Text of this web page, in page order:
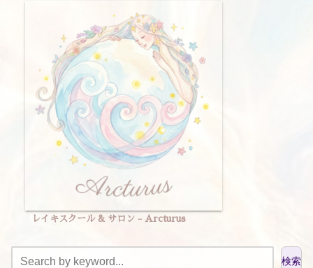
レイキスクール & サロン - Arcturus
検索